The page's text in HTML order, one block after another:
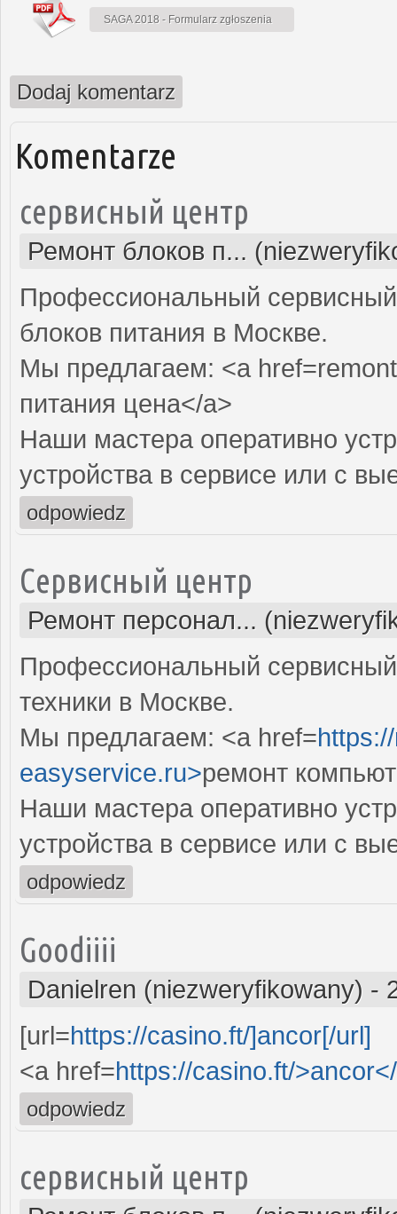
SAGA 2018 - Formularz zgłoszenia
Dodaj komentarz
Komentarze
сервисный центр
Ремонт блоков п...
Профессиональный
блоков питания в Москве.
Мы предлагаем: <a
питания цена</a>
Наши мастера оперативно
устройства в сервисе или с
odpowiedz
Сервисный центр
Ремонт персонал...
Профессиональный
техники в Москве.
Мы предлагаем: <a href=
easyservice.ru>ремонт
Наши мастера оперативно
устройства в сервисе или с
odpowiedz
Goodiiii
Danielren (niezweryfikowany) -
[url=https://casino.ft/]ancor[/url]
<a href=https://casino.ft/
odpowiedz
сервисный центр